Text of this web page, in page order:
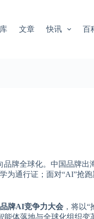
文章 快讯 百
牌全球化。中国品牌
为通行证；面对“AI”抢
牌AI竞争力大会 ，将以
体落地与全球化组织变